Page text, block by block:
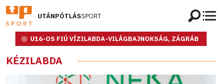
UTÁNPÓTLÁSSPORT
U16-OS FIÚ VÍZILABDA-VILÁGBAJNOKSÁG, ZÁGRÁB
KÉZILABDA